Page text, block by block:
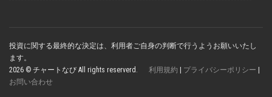
投資に関する最終的な決定は、利用者ご自身の判断で行うようお願いいたし
ます。
2026 © チャートなび All rights reserverd. 利用規約 プライバシーポリシー
お問い合わせ